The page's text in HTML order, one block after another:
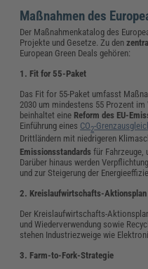
Maßnahmen des
Der Maßnahmenkatalog des
Projekte und Gesetze. Zu den
European Green Deals gehören:
1. Fit for 55-Paket
Das Fit for 55-Paket umfasst
2030 um mindestens 55 Prozent
beinhaltet eine Reform des EU-
Einführung eines CO2-
Drittländern mit niedrigeren
Emissionsstandards für Fahrzeuge,
Darüber hinaus werden
und zur Steigerung der
2. Kreislaufwirtschafts-Aktionsplan
Der Kreislaufwirtschafts-
und Wiederverwendung sowie
stehen Industriezweige wie
3. Farm-to-Fork-Strategie